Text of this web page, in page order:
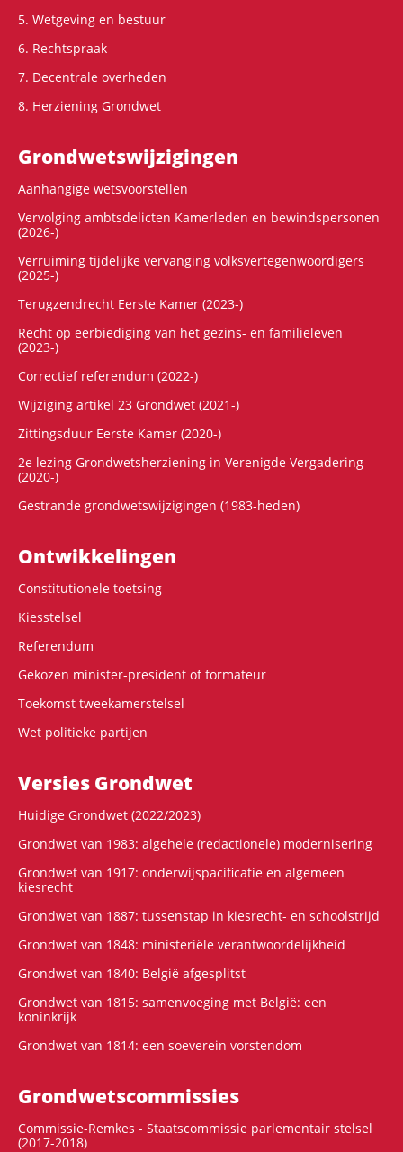
5. Wetgeving en bestuur
6. Rechtspraak
7. Decentrale overheden
8. Herziening Grondwet
Grondwets­wijzigingen
Aanhangige wetsvoorstellen
Vervolging ambtsdelicten Kamerleden en bewindspersonen
(2026-)
Verruiming tijdelijke vervanging volksvertegenwoordigers
(2025-)
Terugzendrecht Eerste Kamer (2023-)
Recht op eerbiediging van het gezins- en familieleven
(2023-)
Correctief referendum (2022-)
Wijziging artikel 23 Grondwet (2021-)
Zittingsduur Eerste Kamer (2020-)
2e lezing Grondwetsherziening in Verenigde Vergadering
(2020-)
Gestrande grondwetswijzigingen (1983-heden)
Ontwikke­lingen
Constitutionele toetsing
Kiesstelsel
Referendum
Gekozen minister-president of formateur
Toekomst tweekamerstelsel
Wet politieke partijen
Versies Grondwet
Huidige Grondwet (2022/2023)
Grondwet van 1983: algehele (redactionele) modernisering
Grondwet van 1917: onderwijspacificatie en algemeen
kiesrecht
Grondwet van 1887: tussenstap in kiesrecht- en schoolstrijd
Grondwet van 1848: ministeriële verantwoordelijkheid
Grondwet van 1840: België afgesplitst
Grondwet van 1815: samenvoeging met België: een
koninkrijk
Grondwet van 1814: een soeverein vorstendom
Grondwets­commissies
Commissie-Remkes - Staatscommissie parlementair stelsel
(2017-2018)